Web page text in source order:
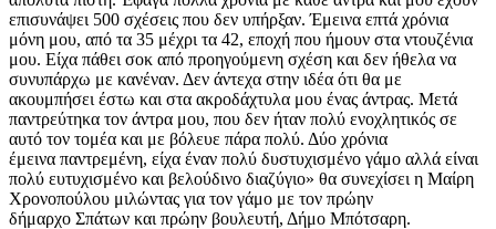
επισυνάψει 500 σχέσεις που δεν υπήρξαν. Έμεινα επτά χρόνια
μόνη μου, από τα 35 μέχρι τα 42, εποχή που ήμουν στα ντουζένια
μου. Είχα πάθει σοκ από προηγούμενη σχέση και δεν ήθελα να
συνυπάρχω με κανέναν. Δεν άντεχα στην ιδέα ότι θα με
ακουμπήσει έστω και στα ακροδάχτυλα μου ένας άντρας. Μετά
παντρεύτηκα τον άντρα μου, που δεν ήταν πολύ ενοχλητικός σε
αυτό τον τομέα και με βόλευε πάρα πολύ. Δύο χρόνια
έμεινα παντρεμένη, είχα έναν πολύ δυστυχισμένο γάμο αλλά είναι
πολύ ευτυχισμένο και βελούδινο διαζύγιο» θα συνεχίσει η Μαίρη
Χρονοπούλου μιλώντας για τον γάμο με τον πρώην
δήμαρχο Σπάτων και πρώην βουλευτή, Δήμο Μπότσαρη.